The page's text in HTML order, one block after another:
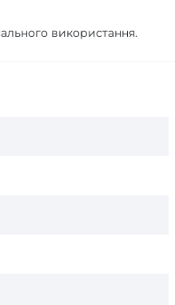
використання.